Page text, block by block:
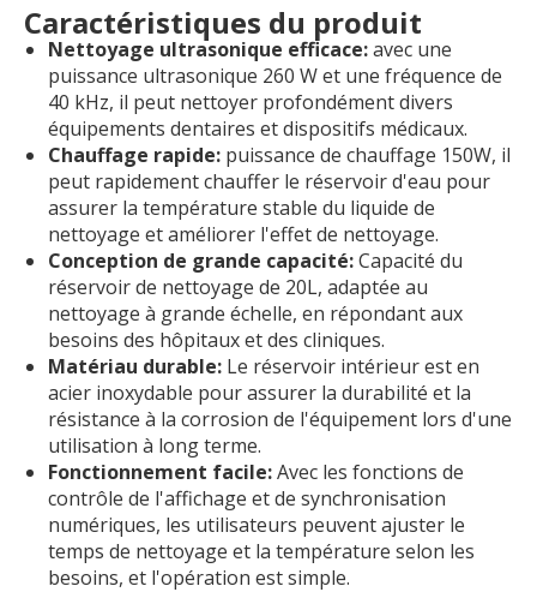
Caractéristiques du produit
Nettoyage ultrasonique efficace:avec une
puissance ultrasonique 260 W et une fréquence de
40 kHz, il peut nettoyer profondément divers
équipements dentaires et dispositifs médicaux.
Chauffage rapide: puissance de chauffage 150W, il
peut rapidement chauffer le réservoir d'eau pour
assurer la température stable du liquide de
nettoyage et améliorer l'effet de nettoyage.
Conception de grande capacité:Capacité du
réservoir de nettoyage de 20L, adaptée au
nettoyage à grande échelle, en répondant aux
besoins des hôpitaux et des cliniques.
Matériau durable: Le réservoir intérieur est en
acier inoxydable pour assurer la durabilité et la
résistance à la corrosion de l'équipement lors d'une
utilisation à long terme.
Fonctionnement facile:Avec les fonctions de
contrôle de l'affichage et de synchronisation
numériques, les utilisateurs peuvent ajuster le
temps de nettoyage et la température selon les
besoins, et l'opération est simple.